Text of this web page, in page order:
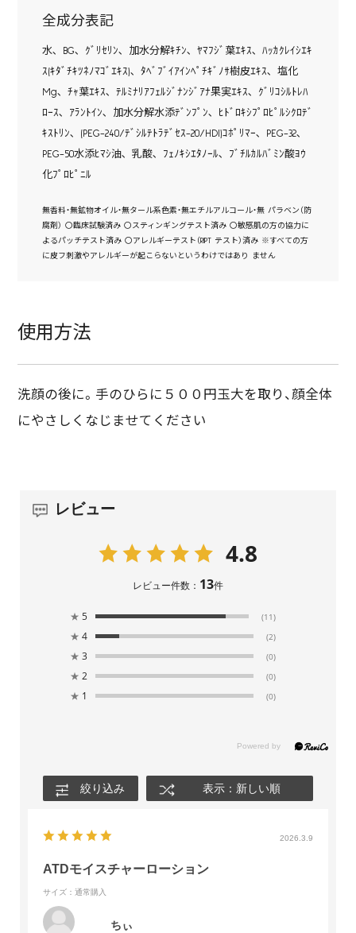
全成分表記
水､ BG､ ｸﾞﾘｾﾘﾝ､ 加水分解ｷﾁﾝ､ ﾔﾏﾌｼﾞ葉ｴｷｽ､ ﾊｯｶｸﾚｲｼｴｷ
ｽ(ｷﾀﾞﾁｷﾂﾈﾉﾏｺﾞｴｷｽ)､ ﾀﾍﾞﾌﾞｲｱｲﾝﾍﾟﾁｷﾞﾉｻ樹皮ｴｷｽ､ 塩化
Mg､ ﾁｬ葉ｴｷｽ､ ﾃﾙﾐﾅﾘｱﾌｪﾙｼﾞﾅﾝｼﾞｱﾅ果実ｴｷｽ､ ｸﾞﾘｺｼﾙﾄﾚﾊ
ﾛｰｽ､ ｱﾗﾝﾄｲﾝ､ 加水分解水添ﾃﾞﾝﾌﾟﾝ､ ﾋﾄﾞﾛｷｼﾌﾟﾛﾋﾟﾙｼｸﾛﾃﾞ
ｷｽﾄﾘﾝ､ (PEG-240/ﾃﾞｼﾙﾃﾄﾗﾃﾞｾｽ-20/HDI)ｺﾎﾟﾘﾏｰ､ PEG-32､
PEG-50水添ﾋﾏｼ油､ 乳酸､ ﾌｪﾉｷｼｴﾀﾉｰﾙ､ ﾌﾞﾁﾙｶﾙﾊﾞﾐﾝ酸ﾖｳ
化ﾌﾟﾛﾋﾟﾆﾙ
無香料・無鉱物オイル・無タール系色素・無エチルアルコール・無 パラベン（防
腐剤） 〇臨床試験済み 〇スティンギングテスト済み 〇敏感肌の方の協力に
よるパッチテスト済み 〇アレルギーテスト（RIPT テスト）済み ※すべての方
に皮フ刺激やアレルギーが起こらないというわけではあり ません
使用方法
洗顔の後に。手のひらに５００円玉大を取り、顔全体
にやさしくなじませてください
レビュー
4.8
レビュー件数： 13件
★ 5 (11)
★ 4 (2)
★ 3 (0)
★ 2 (0)
★ 1 (0)
絞り込み 表示：新しい順
2026.3.9
ATDモイスチャーローション
サイズ：通常購入
ちぃ